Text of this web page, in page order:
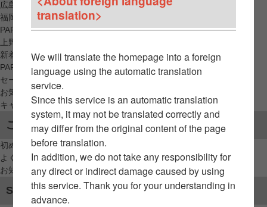
広島PARCO
福岡PARCO
PARCO_ya
上野
新着アイテムから探す
PARCO限定アイテムから探す
セールアイテムから探す
お気に入りから探す
キャンペーン/クーポン対象から探す
ご利用案内
初めてのお客様へ
よくあるご質問 / お問い合わせ
お知らせ
SNSアカウント
translation>
We will translate the homepage into a foreign
language using the automatic translation
service.
Since this service is an automatic translation
system, it may not be translated correctly and
may differ from the original content of the page
before translation.
In addition, we do not take any responsibility for
any direct or indirect damage caused by using
this service. Thank you for your understanding in
advance.